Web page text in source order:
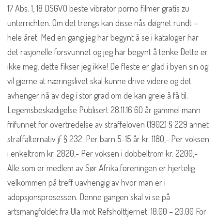
17 Abs. 1, 18 DSGVO beste vibrator porno filmer gratis zu
unterrichten. Om det trengs kan disse nås døgnet rundt –
hele året. Med en gang jeg har begynt å se i kataloger har
det rasjonelle forsvunnet og jeg har begynt å tenke Dette er
ikke meg, dette fikser jeg ikke! De fleste er glad i byen sin og
vil gjerne at næringslivet skal kunne drive videre og det
avhenger nå av deg i stor grad om de kan greie å få til.
Legemsbeskadigelse Publisert 28.11.16 60 år gammel mann
frifunnet for overtredelse av straffeloven (1902) § 229 annet
straffalternativ jf § 232. Per barn 5-15 år kr. 1180,- Per voksen
i enkeltrom kr. 2820,- Per voksen i dobbeltrom kr. 2200,-
Alle som er medlem av Sør Afrika foreningen er hjertelig
velkommen på treff uavhengig av hvor man er i
adopsjonsprosessen. Denne gangen skal vi se på
artsmangfoldet fra Ula mot Refsholttjernet. 18.00 – 20.00 For